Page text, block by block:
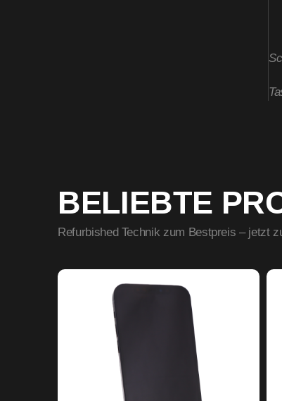
BELIEBTE
Refurbished Technik zum Bestpreis – jetzt